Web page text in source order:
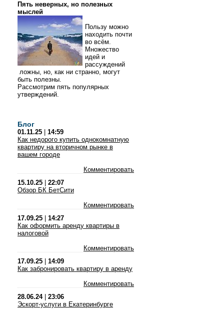
Пять неверных, но полезных
мыслей
Пользу можно
находить почти
во всём.
Множество
идей и
рассуждений
ложны, но, как ни странно, могут
быть полезны.
Рассмотрим пять популярных
утверждений.
Блог
01.11.25
14:59
Как недорого купить однокомнатную
квартиру на вторичном рынке в
вашем городе
Комментировать
15.10.25
22:07
Обзор БК БетСити
Комментировать
17.09.25
14:27
Как оформить аренду квартиры в
налоговой
Комментировать
17.09.25
14:09
Как забронировать квартиру в аренду
Комментировать
28.06.24| 23:06
Эскорт-услуги в Екатеринбурге